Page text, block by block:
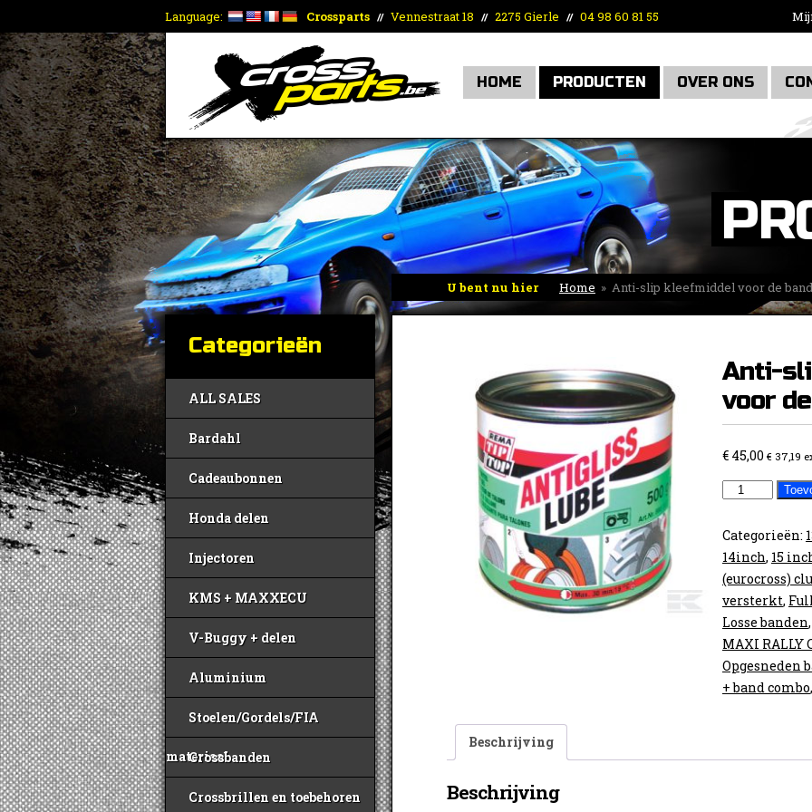
Language: Crossparts // Vennestraat 18 // 2275 Gierle // 04 98 60 81 55
HOME PRODUCTEN OVER ONS
U bent nu hier Home » Anti-slip kleefmiddel voor de
Categorieën
ALL SALES
Bardahl
Cadeaubonnen
Honda delen
Injectoren
KMS + MAXXECU
V-Buggy + delen
Aluminium
Stoelen/Gordels/FIA
materiaal
Crossbanden
Crossbrillen en toebehoren
Anti-
voor
€45,00 € 37,19
Anti-
kleefmiddel
voor
de
banden
aantal
Categorieën:
14inch, 15
(eurocross)
versterkt,
Losse banden
MAXI RALLY
Opgesneden
+ band combo
Beschrijving
Beschrijving